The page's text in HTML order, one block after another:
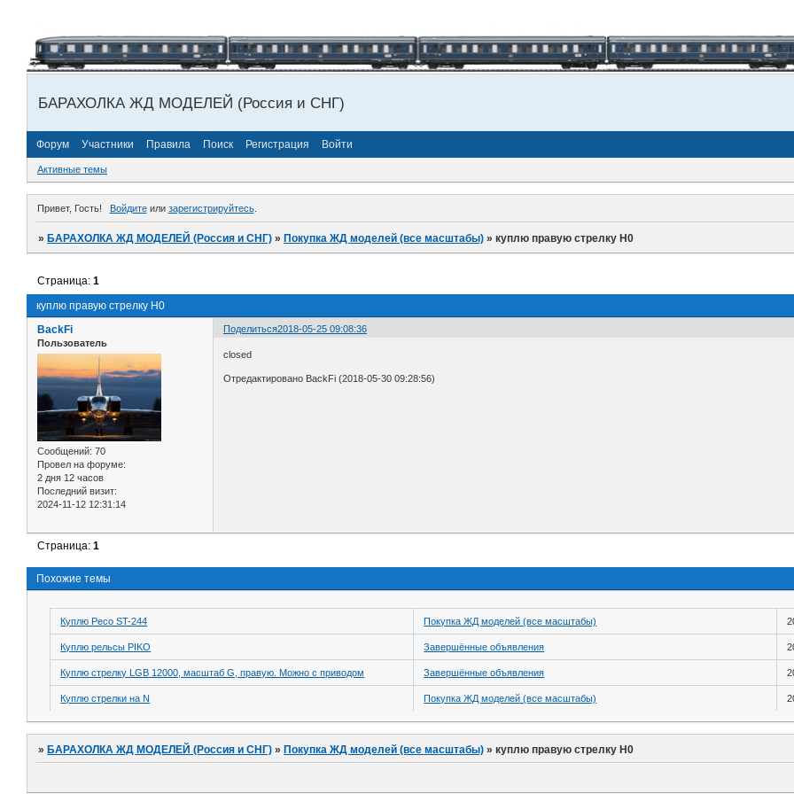
БАРАХОЛКА ЖД МОДЕЛЕЙ (Россия и СНГ)
Форум Участники Правила Поиск Регистрация Войти
Активные темы
Привет, Гость! Войдитеили зарегистрируйтесь.
»БАРАХОЛКА ЖД МОДЕЛЕЙ (Россия и СНГ) »Покупка ЖД моделей (все масштабы) »куплю правую стрелку H0
куплю правую стрелку H0
Страница:1
Поделиться2018-05-25 09:08:36
BackFi
Пользователь
Сообщений: 70
Провел на форуме:
2 дня 12 часов
Последний визит:
2024-11-12 12:31:14
closed
Отредактировано BackFi (2018-05-30 09:28:56)
Страница:1
Похожие темы
Куплю Peco ST-244 Покупка ЖД моделей (все масштабы)
Куплю рельсы PIKO Завершённые объявления
Куплю стрелку LGB 12000, масштаб G, правую. Можно с приводом Завершённые объявления
Куплю стрелки на N Покупка ЖД моделей (все масштабы)
»БАРАХОЛКА ЖД МОДЕЛЕЙ (Россия и СНГ) »Покупка ЖД моделей (все масштабы) »куплю правую стрелку H0